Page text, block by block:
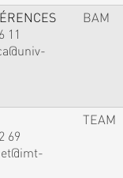
11
BAM
69
TEAM